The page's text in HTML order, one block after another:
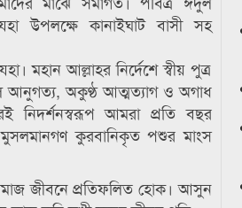
উপলক্ষে কানাইঘাট বাসী সহ
মহান আল্লাহর নির্দেশে স্বীয় পুত্র
আনুগত্য, অকুণ্ঠ আত্মত্যাগ ও অগাধ
নিদর্শনস্বরূপ আমরা প্রতি বছর
মুসলমানগণ কুরবানিকৃত পশুর মাংস
জীবনে প্রতিফলিত হোক। আসুন